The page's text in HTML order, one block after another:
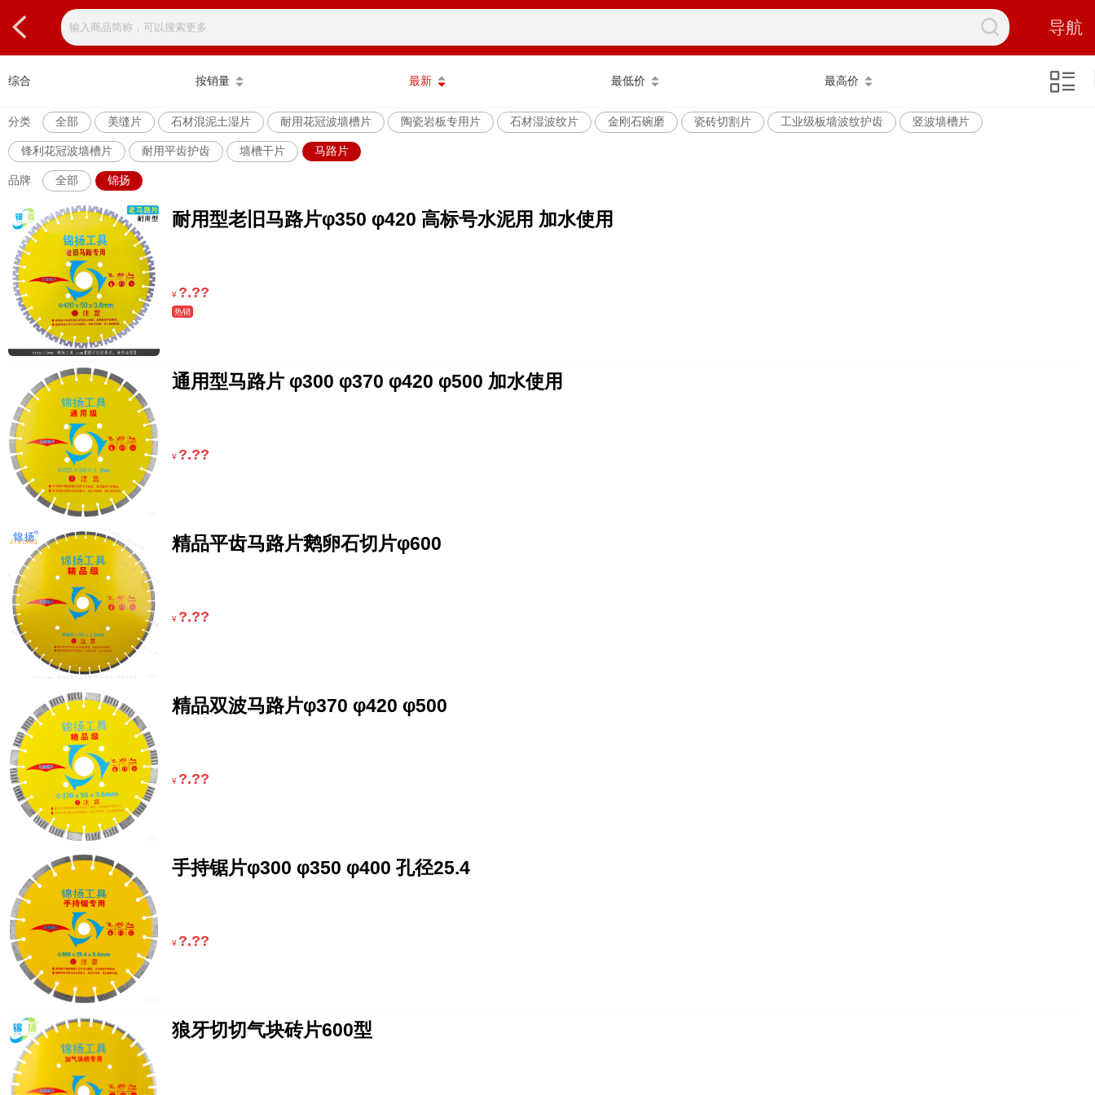
导航
综合 按销量 最新 最低价 最高价
分类 全部 美缝片 石材混泥土湿片 耐用花冠波墙槽片 陶瓷岩板专用片 石材湿波纹片 金刚石碗磨 瓷砖切割片 工业级板墙波纹护齿 竖波墙槽片
锋利花冠波墙槽片 耐用平齿护齿 墙槽干片 马路片
品牌 全部 锦扬
耐用型老旧马路片φ350 φ420 高标号水泥用 加水使用
¥ ?.??
热销
通用型马路片 φ300 φ370 φ420 φ500 加水使用
¥ ?.??
精品平齿马路片鹅卵石切片φ600
¥ ?.??
精品双波马路片φ370 φ420 φ500
¥ ?.??
手持锯片φ300 φ350 φ400 孔径25.4
¥ ?.??
狼牙切切气块砖片600型